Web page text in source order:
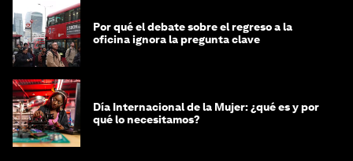
Por qué el debate sobre el regreso a la
oficina ignora la pregunta clave
Día Internacional de la Mujer: ¿qué es y por
qué lo necesitamos?